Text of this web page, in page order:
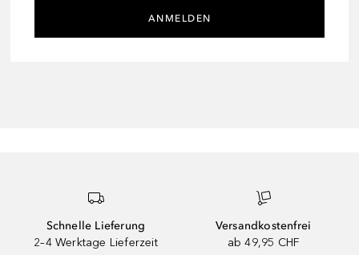
ANMELDEN
Schnelle Lieferung
2–4 Werktage Lieferzeit
Versandkostenfrei
ab 49,95 CHF